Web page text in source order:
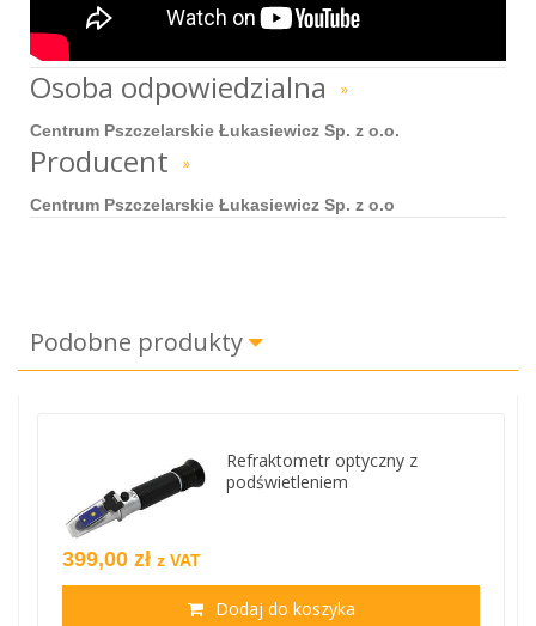
Osoba odpowiedzialna »
Centrum Pszczelarskie Łukasiewicz Sp. z o.o.
Producent »
Centrum Pszczelarskie Łukasiewicz Sp. z o.o
Podobne produkty
Refraktometr optyczny z
podświetleniem
399,00 zł z VAT
Dodaj do koszyka